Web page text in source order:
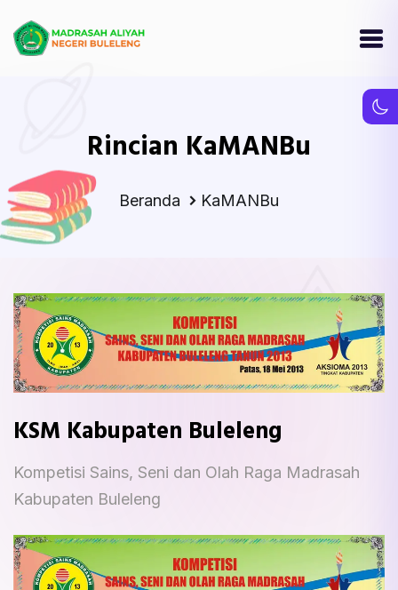
Rincian KaMANBu
Beranda KaMANBu
KSM Kabupaten Buleleng
Kompetisi Sains, Seni dan Olah Raga Madrasah
Kabupaten Buleleng